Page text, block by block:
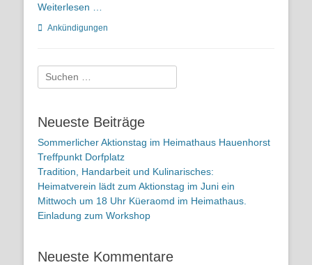
Weiterlesen …
Kategorien
Ankündigungen
Suchen
nach:
Neueste Beiträge
Sommerlicher Aktionstag im Heimathaus Hauenhorst
Treffpunkt Dorfplatz
Tradition, Handarbeit und Kulinarisches:
Heimatverein lädt zum Aktionstag im Juni ein
Mittwoch um 18 Uhr Küeraomd im Heimathaus.
Einladung zum Workshop
Neueste Kommentare